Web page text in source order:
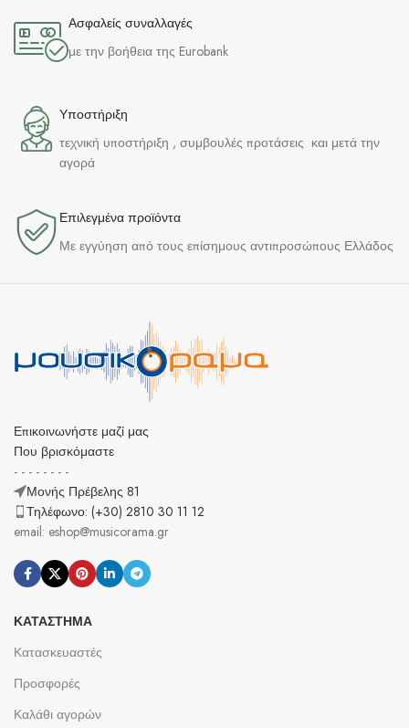
Ασφαλείς συναλλαγές
με την βοήθεια της Eurobank
Υποστήριξη
τεχνική υποστήριξη , συμβουλές προτάσεις και μετά την
αγορά
Επιλεγμένα προϊόντα​
Με εγγύηση από τους επίσημους αντιπροσώπους Ελλάδος
Επικοινωνήστε μαζί μας
Που βρισκόμαστε
- - - - - - - -
Μονής Πρέβελης 81
Τηλέφωνο: (+30) 2810 30 11 12
email: eshop@musicorama.gr
ΚΑΤΆΣΤΗΜΑ
Κατασκευαστές
Προσφορές
Καλάθι αγορών